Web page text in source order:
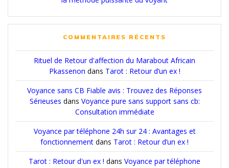
COMMENTAIRES RÉCENTS
Rituel de Retour d'affection du Marabout Africain
Pkassenon dans Tarot : Retour d’un ex !
Voyance sans CB Fiable avis : Trouvez des Réponses
Sérieuses dans Voyance pure sans support sans cb:
Consultation immédiate
Voyance par téléphone 24h sur 24 : Avantages et
fonctionnement dans Tarot : Retour d’un ex !
Tarot : Retour d'un ex ! dans Voyance par téléphone